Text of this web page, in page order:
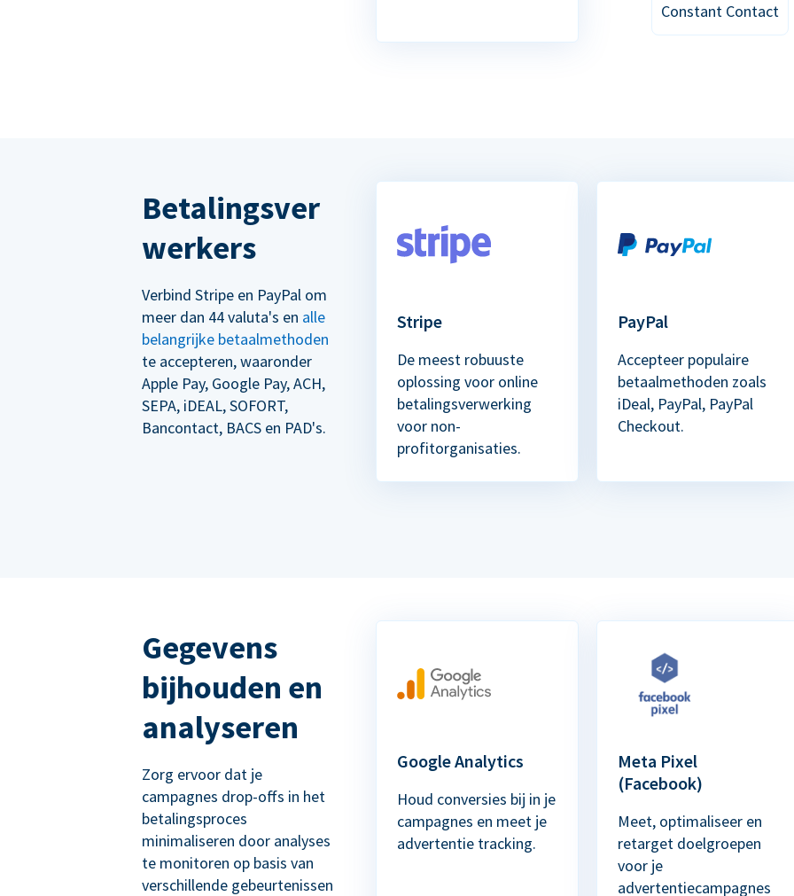
Constant Contact
Betalingsver
werkers
Verbind Stripe en PayPal om
meer dan 44 valuta's en alle
belangrijke betaalmethoden
te accepteren, waaronder
Apple Pay, Google Pay, ACH,
SEPA, iDEAL, SOFORT,
Bancontact, BACS en PAD's.
Stripe
De meest robuuste
oplossing voor online
betalingsverwerking
voor non-
profitorganisaties.
PayPal
Accepteer populaire
betaalmethoden zoals
iDeal, PayPal, PayPal
Checkout.
Gegevens
bijhouden en
analyseren
Zorg ervoor dat je
campagnes drop-offs in het
betalingsproces
minimaliseren door analyses
te monitoren op basis van
verschillende gebeurtenissen
Google Analytics
Houd conversies bij in je
campagnes en meet je
advertentie tracking.
Meta Pixel
(Facebook)
Meet, optimaliseer en
retarget doelgroepen
voor je
advertentiecampagnes